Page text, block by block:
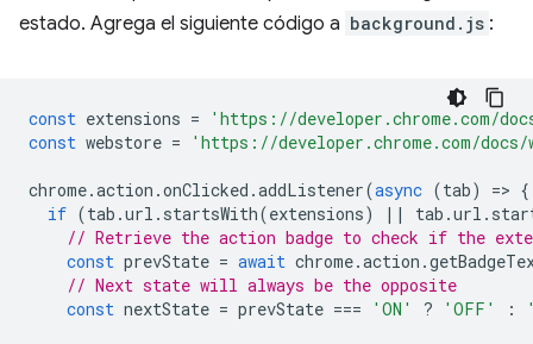
estado. Agrega el siguiente código a background.js :
const extensions =
'https://developer.chrome.com/
const webstore = 'https://developer.chrome.com/docs/
chrome.action .onClicked .addListener(async (tab) => {
if (tab .url . startsWith(extensions) || tab .url .
// Retrieve the action badge to check if the
const prevState = await chrome.action .
// Next state will always be the opposite
const nextState = prevState === 'ON' ? 'OFF' :